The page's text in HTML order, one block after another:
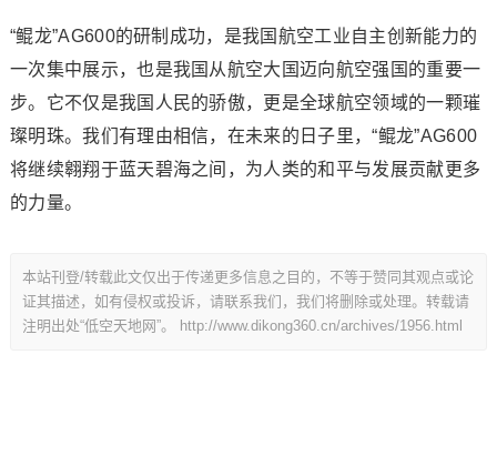
“鲲龙”AG600的研制成功，是我国航空工业自主创新能力的
一次集中展示，也是我国从航空大国迈向航空强国的重要一
步。它不仅是我国人民的骄傲，更是全球航空领域的一颗璀
璨明珠。我们有理由相信，在未来的日子里，“鲲龙”AG600
将继续翱翔于蓝天碧海之间，为人类的和平与发展贡献更多
的力量。
本站刊登/转载此文仅出于传递更多信息之目的，不等于赞同其观点或论
证其描述，如有侵权或投诉，请联系我们，我们将删除或处理。转载请
注明出处“低空天地网”。
http://www.dikong360.cn/archives/1956.html